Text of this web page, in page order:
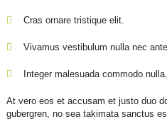
Cras ornare tristique elit.
Vivamus vestibulum nulla nec
Integer malesuada commodo nulla.
At vero eos et accusam et justo duo
gubergren, no sea takimata sanctus